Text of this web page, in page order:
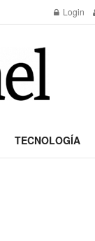
Login
TECNOLOGÍA